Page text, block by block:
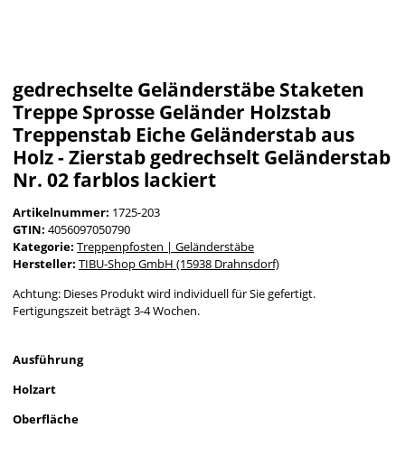
gedrechselte Geländerstäbe Staketen
Treppe Sprosse Geländer Holzstab
Treppenstab Eiche Geländerstab aus
Holz - Zierstab gedrechselt Geländerstab
Nr. 02 farblos lackiert
Artikelnummer: 1725-203
GTIN: 4056097050790
Kategorie: Treppenpfosten | Geländerstäbe
Hersteller: TIBU-Shop GmbH (15938 Drahnsdorf)
Achtung: Dieses Produkt wird individuell für Sie gefertigt.
Fertigungszeit beträgt 3-4 Wochen.
Ausführung
Holzart
Oberfläche